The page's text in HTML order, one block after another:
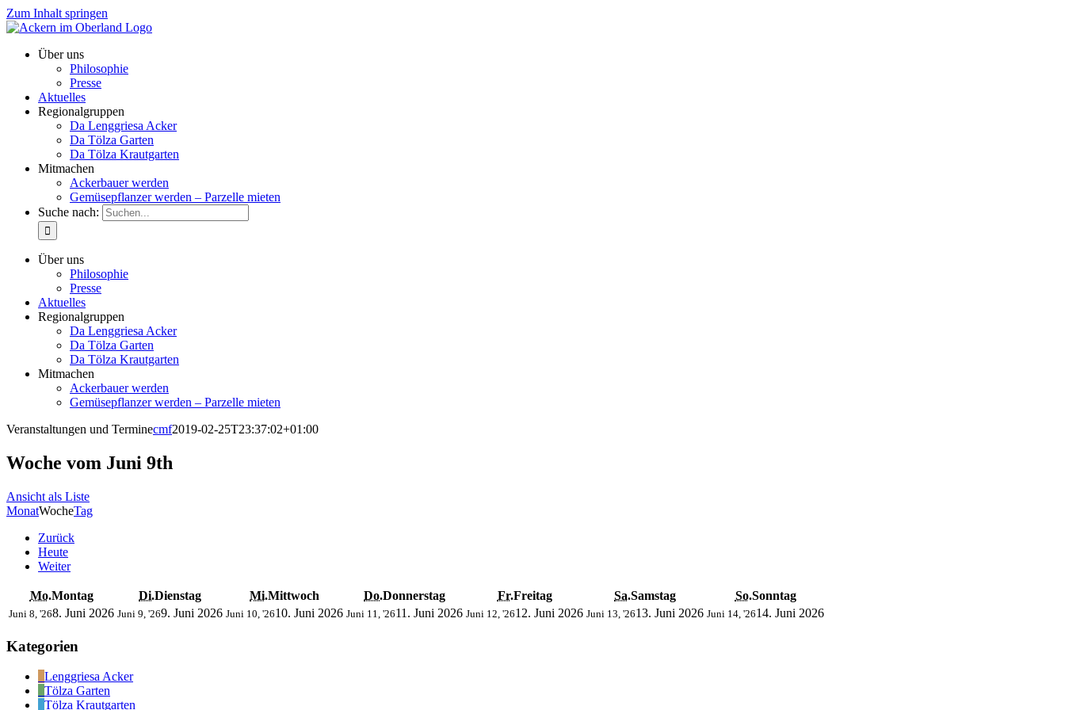
Zum Inhalt springen
Über uns
Philosophie
Presse
Aktuelles
Regionalgruppen
Da Lenggriesa Acker
Da Tölza Garten
Da Tölza Krautgarten
Mitmachen
Ackerbauer werden
Gemüsepflanzer werden – Parzelle mieten
Suche nach:
Über uns
Philosophie
Presse
Aktuelles
Regionalgruppen
Da Lenggriesa Acker
Da Tölza Garten
Da Tölza Krautgarten
Mitmachen
Ackerbauer werden
Gemüsepflanzer werden – Parzelle mieten
Veranstaltungen und Terminecmf2019-02-25T23:37:02+01:00
Woche vom Juni 9th
Ansicht als Liste
MonatWocheTag
Zurück
Heute
Weiter
Mo.Montag Di.Dienstag Mi.Mittwoch Do.Donnerstag Fr.Freitag Sa.Samstag So.Sonntag
Juni 8, '268. Juni 2026 Juni 9, '269. Juni 2026 Juni 10, '2610. Juni 2026 Juni 11, '2611. Juni 2026 Juni 12, '2612. Juni 2026 Juni 13, '2613. Juni 2026 Juni 14, '2614. Juni 2026
Kategorien
Lenggriesa Acker
Tölza Garten
Tölza Krautgarten